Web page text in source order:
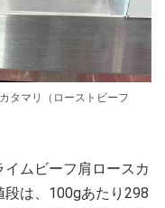
タマリ（ローストビーフ
ムビーフ肩ロースカ
は、100gあたり298